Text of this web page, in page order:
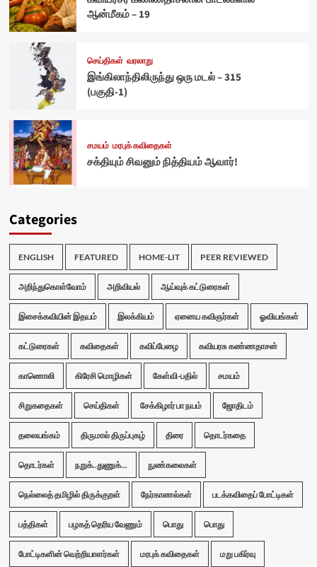
ஆன்மீகம் – 19
செய்திகள் வரலாறு
இங்கிலாந்திலிருந்து ஒரு மடல் – 315
(பகுதி-1)
சமயம் மரபுக் கவிதைகள்
சக்தியும் சிவனும் நித்தியம் ஆவார்!
Categories
ENGLISH FEATURED HOME-LIT PEER REVIEWED
அறிந்துகொள்வோம் அறிவியல் ஆய்வுக் கட்டுரைகள்
இசைக்கவியின் இதயம் இலக்கியம் ஏனைய கவிஞர்கள் ஓவியங்கள்
கட்டுரைகள் கவிதைகள் கவிப்பேழை கவியரசு கண்ணதாசன்
காணொலி கிரேசி மொழிகள் கேள்வி-பதில் சமயம்
சிறுகதைகள் செய்திகள் சேக்கிழார் பா நயம் ஜோதிடம்
தலையங்கம் திருமால் திருப்புகழ் திரை தொடர்கதை
தொடர்கள் நறுக்..துணுக்... நுண்கலைகள்
நெல்லைத் தமிழில் திருக்குறள் நேர்காணல்கள் படக்கவிதைப் போட்டிகள்
பத்திகள் பழகத் தெரிய வேணும் பொது பொது
போட்டிகளின் வெற்றியாளர்கள் மரபுக் கவிதைகள் மறு பகிர்வு